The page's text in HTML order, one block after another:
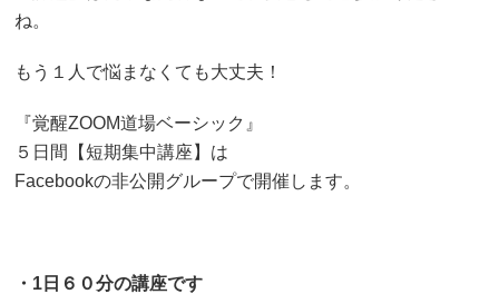
ね。
もう１人で悩まなくても大丈夫！
『覚醒ZOOM道場ベーシック』
５日間【短期集中講座】は
Facebookの非公開グループで開催します。
・1日６０分の講座です